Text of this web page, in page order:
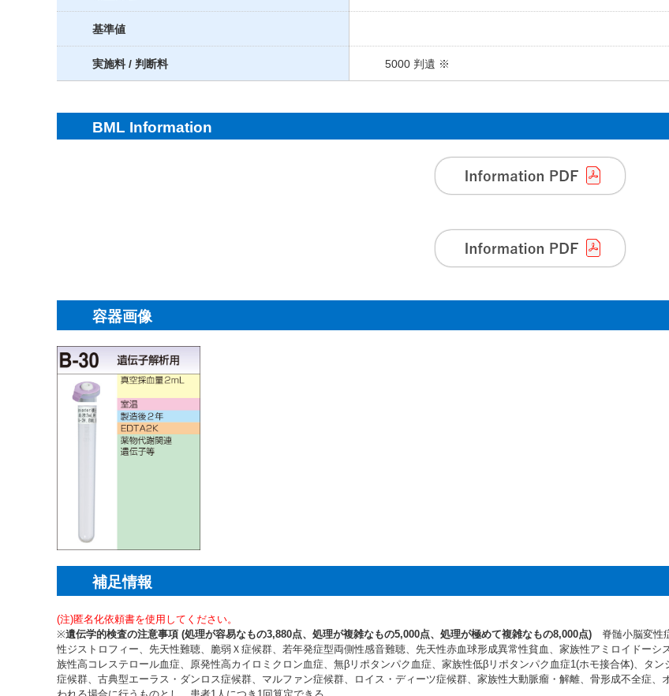
基準値
実施料 / 判断料 5000 判遺 ※
BML Information
容器画像
補足情報
(注)匿名化依頼書を使用してください。
※遺伝学的検査の注意事項 (処理が容易なもの3,880点、処理が複雑なもの5,000点、処理が極めて複雑なもの8,000点) 脊髄小脳変性
性ジストロフィー、先天性難聴、脆弱Ｘ症候群、若年発症型両側性感音難聴、先天性赤血球形成異常性貧血、家族性アミロイドー
族性高コレステロール血症、原発性高カイロミクロン血症、無βリポタンパク血症、家族性低βリポタンパク血症1(ホモ接合体)、タ
症候群、古典型エーラス・ダンロス症候群、マルファン症候群、ロイス・ディーツ症候群、家族性大動脈瘤・解離、骨形成不全症